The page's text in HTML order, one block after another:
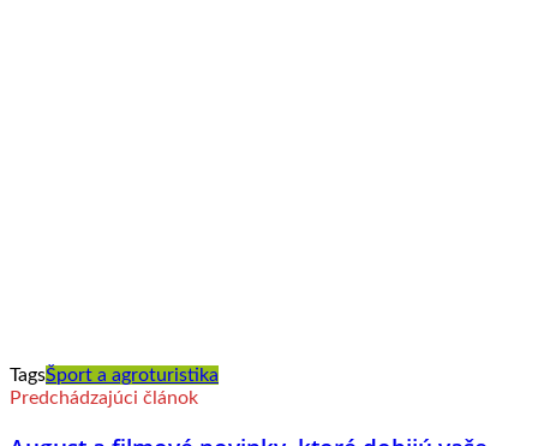
TagsŠport a agroturistika
Predchádzajúci článok